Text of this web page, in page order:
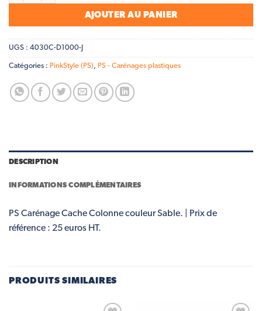
AJOUTER AU PANIER
UGS : 4030C-D1000-J
Catégories : PinkStyle (PS), PS - Carénages plastiques
DESCRIPTION
INFORMATIONS COMPLÉMENTAIRES
PS Carénage Cache Colonne couleur Sable. | Prix de
référence : 25 euros HT.
PRODUITS SIMILAIRES